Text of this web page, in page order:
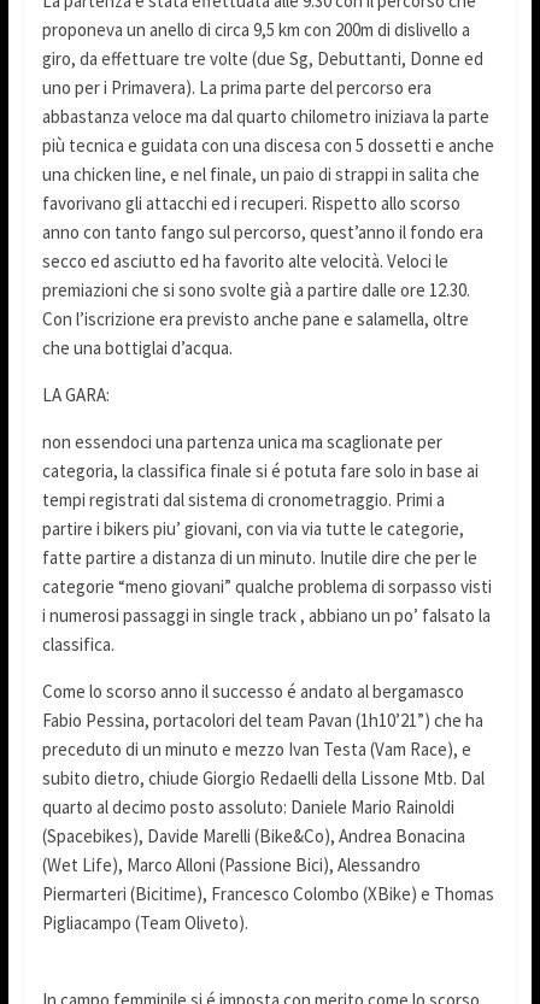
proponeva un anello di circa 9,5 km con 200m di dislivello a
giro, da effettuare tre volte (due Sg, Debuttanti, Donne ed
uno per i Primavera). La prima parte del percorso era
abbastanza veloce ma dal quarto chilometro iniziava la parte
più tecnica e guidata con una discesa con 5 dossetti e anche
una chicken line, e nel finale, un paio di strappi in salita che
favorivano gli attacchi ed i recuperi. Rispetto allo scorso
anno con tanto fango sul percorso, quest’anno il fondo era
secco ed asciutto ed ha favorito alte velocità. Veloci le
premiazioni che si sono svolte già a partire dalle ore 12.30.
Con l’iscrizione era previsto anche pane e salamella, oltre
che una bottiglai d’acqua.
LA GARA:
non essendoci una partenza unica ma scaglionate per
categoria, la classifica finale si é potuta fare solo in base ai
tempi registrati dal sistema di cronometraggio. Primi a
partire i bikers piu’ giovani, con via via tutte le categorie,
fatte partire a distanza di un minuto. Inutile dire che per le
categorie “meno giovani” qualche problema di sorpasso visti
i numerosi passaggi in single track , abbiano un po’ falsato la
classifica.
Come lo scorso anno il successo é andato al bergamasco
Fabio Pessina, portacolori del team Pavan (1h10’21”) che ha
preceduto di un minuto e mezzo Ivan Testa (Vam Race), e
subito dietro, chiude Giorgio Redaelli della Lissone Mtb. Dal
quarto al decimo posto assoluto: Daniele Mario Rainoldi
(Spacebikes), Davide Marelli (Bike&Co), Andrea Bonacina
(Wet Life), Marco Alloni (Passione Bici), Alessandro
Piermarteri (Bicitime), Francesco Colombo (XBike) e Thomas
Pigliacampo (Team Oliveto).